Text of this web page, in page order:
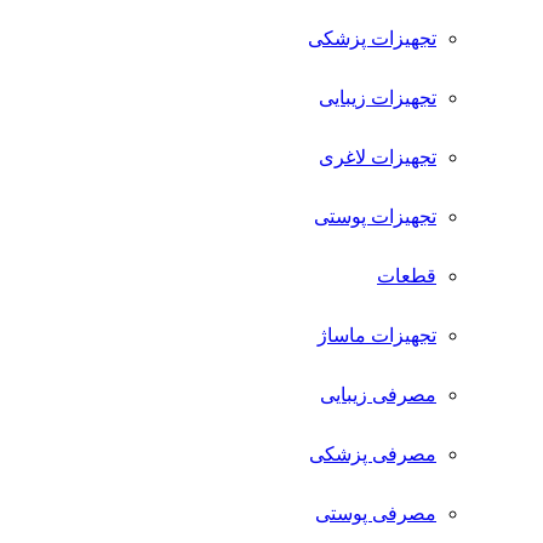
تجهیزات پزشکی
تجهیزات زیبایی
تجهیزات لاغری
تجهیزات پوستی
قطعات
تجهیزات ماساژ
مصرفی زیبایی
مصرفی پزشکی
مصرفی پوستی